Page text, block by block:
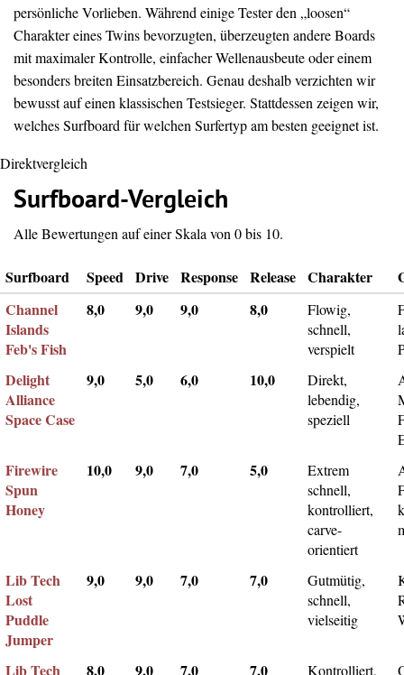
persönliche Vorlieben. Während einige Tester den „loosen“
Charakter eines Twins bevorzugten, überzeugten andere Boards
mit maximaler Kontrolle, einfacher Wellenausbeute oder einem
besonders breiten Einsatzbereich. Genau deshalb verzichten wir
bewusst auf einen klassischen Testsieger. Stattdessen zeigen wir,
welches Surfboard für welchen Surfertyp am besten geeignet ist.
Direktvergleich
Surfboard-Vergleich
Alle Bewertungen auf einer Skala von 0 bis 10.
Surfboard Speed Drive Response Release Charakter
Channel
Islands
Feb's Fish
8,0 9,0 9,0 8,0
Flowig,
schnell,
verspielt
Delight
Alliance
Space Case
9,0 5,0 6,0 10,0
Direkt,
lebendig,
speziell
Firewire
Spun
Honey
10,0 9,0 7,0 5,0
Extrem
schnell,
kontrolliert,
carve-
orientiert
Lib Tech
Lost
Puddle
Jumper
9,0 9,0 7,0 7,0
Gutmütig,
schnell,
vielseitig
Lib Tech 8,0 9,0 7,0 7,0 Kontrolliert,